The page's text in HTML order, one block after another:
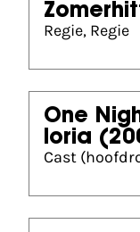
Regie, Regie
One
loria
Cast